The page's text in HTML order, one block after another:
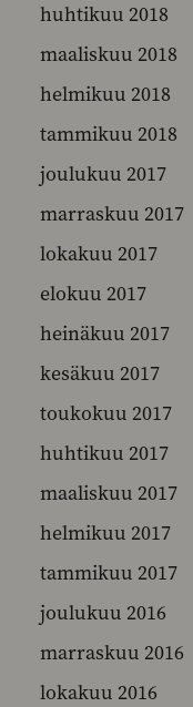
huhtikuu 2018
maaliskuu 2018
helmikuu 2018
tammikuu 2018
joulukuu 2017
marraskuu 2017
lokakuu 2017
elokuu 2017
heinäkuu 2017
kesäkuu 2017
toukokuu 2017
huhtikuu 2017
maaliskuu 2017
helmikuu 2017
tammikuu 2017
joulukuu 2016
marraskuu 2016
lokakuu 2016